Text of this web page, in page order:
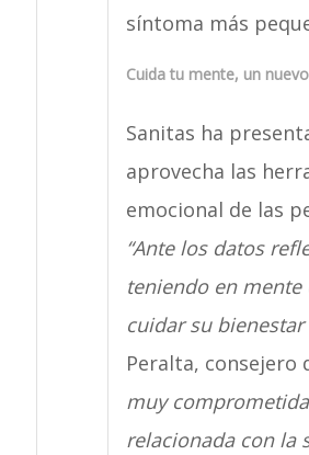
síntoma más
Cuida tu mente, un
Sanitas ha
aprovecha las
emocional de las
“Ante los datos
teniendo en
cuidar su
Peralta, consejero
muy
relacionada con la